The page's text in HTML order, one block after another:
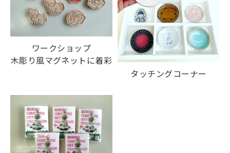
ワークショップ
木彫り風マグネットに着彩
タッチングコーナー